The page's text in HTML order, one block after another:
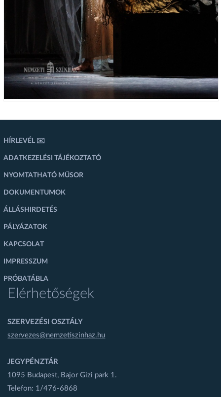
HÍRLEVÉL ✉️
ADATKEZELÉSI TÁJÉKOZTATÓ
NYOMTATHATÓ MŰSOR
DOKUMENTUMOK
ÁLLÁSHIRDETÉS
PÁLYÁZATOK
KAPCSOLAT
IMPRESSZUM
PRÓBATÁBLA
Elérhetőségek
SZERVEZÉSI OSZTÁLY
szervezes@nemzetiszinhaz.hu
JEGYPÉNZTÁR
1095 Budapest, Bajor Gizi park 1.
Telefon: 1/476-6868